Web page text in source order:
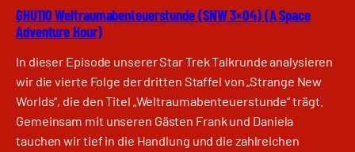
GHU110 Weltraumabenteuerstunde (SNW 3×04) (A Space
Adventure Hour)
In dieser Episode unserer Star Trek Talkrunde analysieren
wir die vierte Folge der dritten Staffel von „Strange New
Worlds“, die den Titel „Weltraumabenteuerstunde“ trägt.
Gemeinsam mit unseren Gästen Frank und Daniela
tauchen wir tief in die Handlung und die zahlreichen